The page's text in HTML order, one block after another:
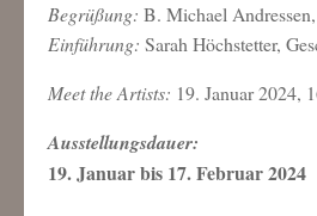
Begrüßung: B. Michael
Einführung: Sarah Höchstetter,
Meet the Artists: 19. Januar 2024,
Ausstellungsdauer:
19. Januar bis 17. Februar 2024